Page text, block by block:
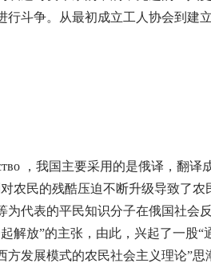
斗争。从最初成立工人协会到建
，我国主要采用的是俄译，翻译
农民的残酷压迫不断升级导致了农
代表的平民知识分子在俄国社会
解放”的主张，由此，兴起了一股“
发展模式的农民社会主义理论”思